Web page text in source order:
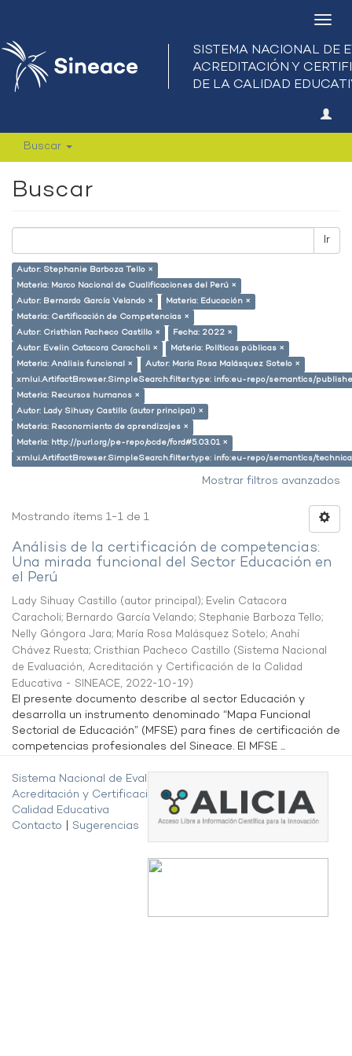
Buscar
Buscar
Ir
Autor: Stephanie Barboza Tello ×
Materia: Marco Nacional de Cualificaciones del Perú ×
Autor: Bernardo García Velando ×
Materia: Educación ×
Materia: Certificación de Competencias ×
Autor: Cristhian Pacheco Castillo ×
Fecha: 2022 ×
Autor: Evelin Catacora Caracholi ×
Materia: Políticas públicas ×
Materia: Análisis funcional ×
Autor: María Rosa Malásquez Sotelo ×
xmlui.ArtifactBrowser.SimpleSearch.filter.type: info:eu-repo/semantics/
Materia: Recursos humanos ×
Autor: Lady Sihuay Castillo (autor principal) ×
Materia: Reconomiento de aprendizajes ×
Materia: http://purl.org/pe-repo/ocde/ford#5.03.01 ×
xmlui.ArtifactBrowser.SimpleSearch.filter.type: info:eu-repo/semantics/
Mostrar filtros avanzados
Mostrando ítems 1-1 de 1
Análisis de la certificación de competencias:
Una mirada funcional del Sector Educación en
el Perú
Lady Sihuay Castillo (autor principal); Evelin Catacora
Caracholi; Bernardo García Velando; Stephanie Barboza Tello;
Nelly Góngora Jara; María Rosa Malásquez Sotelo; Anahí
Chávez Ruesta; Cristhian Pacheco Castillo (Sistema Nacional
de Evaluación, Acreditación y Certificación de la Calidad
Educativa - SINEACE, 2022-10-19)
El presente documento describe al sector Educación y
desarrolla un instrumento denominado “Mapa Funcional
Sectorial de Educación” (MFSE) para fines de certificación de
competencias profesionales del Sineace. El MFSE ...
Sistema Nacional de Evaluación,
Acreditación y Certificación de la
Calidad Educativa
Contacto
Sugerencias